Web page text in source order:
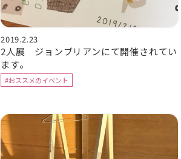
2019.2.23
2人展 ジョンブリアンにて開催されてい
ます。
#おススメのイベント